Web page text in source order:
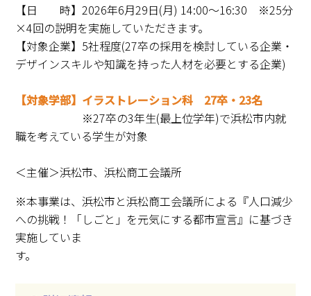
【日 時】2026年6月29日(月) 14:00～16:30 ※25分
×4回の説明を実施していただきます。
【対象企業】5社程度(27卒の採用を検討している企業・
デザインスキルや知識を持った人材を必要とする企業)
【対象学部】イラストレーション科 27卒・23名
※27卒の3年生(最上位学年)で浜松市内就
職を考えている学生が対象
＜主催＞浜松市、浜松商工会議所
※本事業は、浜松市と浜松商工会議所による『人口減少
への挑戦！「しごと」を元気にする都市宣言』に基づき
実施していま
す